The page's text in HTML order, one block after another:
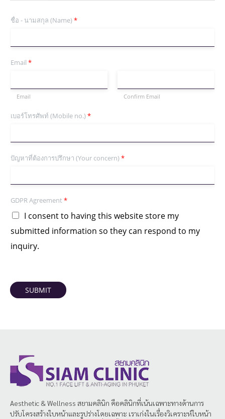
ชื่อ - นามสกุล (Name)*
Email *
Email Confirm Email
เบอร์โทรศัพท์ (Mobile no.)*
ปัญหาที่ต้องการปรึกษา (Your concern)*
GDPR Agreement *
I consent to having this website store my
submitted information so they can respond to my
inquiry.
SUBMIT
Aesthetic & Wellness สยามคลินิก คือคลินิกที่เน้นเฉพาะทางด้านการ
ปรับโครงสร้างใบหน้าและรูปร่างโดยเฉพาะ เราเก่งในเรื่องวิเคราะห์ใบหน้า